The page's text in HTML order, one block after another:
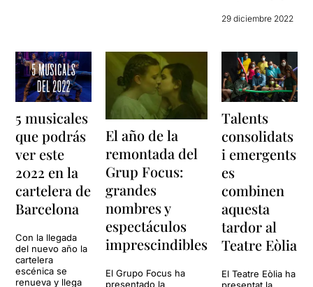
29 diciembre 2022
5 musicales
que podrás
ver este
2022 en la
cartelera de
Barcelona
Con la llegada
del nuevo año la
cartelera
escénica se
renueva y llega
El año de la
remontada del
Grup Focus:
grandes
nombres y
espectáculos
imprescindibles
El Grupo Focus ha
presentado la
Talents
consolidats
i emergents
es
combinen
aquesta
tardor al
Teatre Eòlia
El Teatre Eòlia ha